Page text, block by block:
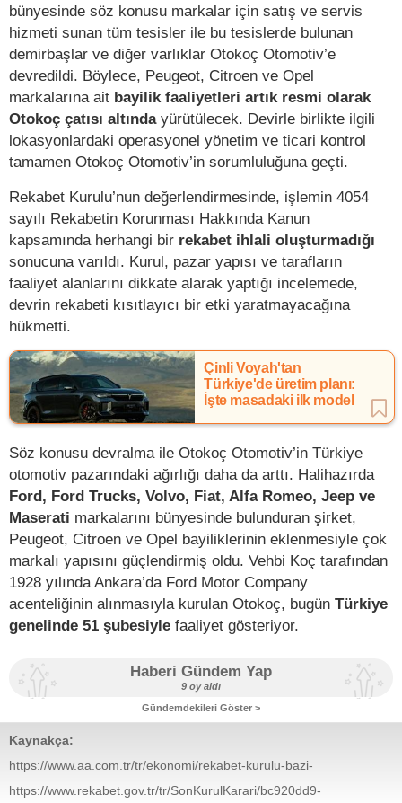
bünyesinde söz konusu markalar için satış ve servis
hizmeti sunan tüm tesisler ile bu tesislerde bulunan
demirbaşlar ve diğer varlıklar Otokoç Otomotiv’e
devredildi. Böylece, Peugeot, Citroen ve Opel
markalarına ait bayilik faaliyetleri artık resmi olarak
Otokoç çatısı altındayürütülecek. Devirle birlikte ilgili
lokasyonlardaki operasyonel yönetim ve ticari kontrol
tamamen Otokoç Otomotiv’in sorumluluğuna geçti.
Rekabet Kurulu’nun değerlendirmesinde, işlemin 4054
sayılı Rekabetin Korunması Hakkında Kanun
kapsamında herhangi bir rekabet ihlali oluşturmadığı
sonucuna varıldı. Kurul, pazar yapısı ve tarafların
faaliyet alanlarını dikkate alarak yaptığı incelemede,
devrin rekabeti kısıtlayıcı bir etki yaratmayacağına
hükmetti.
Çinli Voyah'tan
Türkiye'de üretim planı:
İşte masadaki ilk model
Söz konusu devralma ile Otokoç Otomotiv’in Türkiye
otomotiv pazarındaki ağırlığı daha da arttı. Halihazırda
Ford, Ford Trucks, Volvo, Fiat, Alfa Romeo, Jeep ve
Maserati markalarını bünyesinde bulunduran şirket,
Peugeot, Citroen ve Opel bayiliklerinin eklenmesiyle çok
markalı yapısını güçlendirmiş oldu. Vehbi Koç tarafından
1928 yılında Ankara’da Ford Motor Company
acenteliğinin alınmasıyla kurulan Otokoç, bugün Türkiye
genelinde 51 şubesiyle faaliyet gösteriyor.
Haberi Gündem Yap
9 oy aldı
Gündemdekileri Göster >
Kaynakça:
https://www.aa.com.tr/tr/ekonomi/rekabet-kurulu-bazi-
https://www.rekabet.gov.tr/tr/SonKurulKarari/bc920dd9-